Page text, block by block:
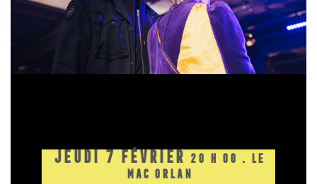
JEUDI 7 FÉVRIER
20 H 00 . LE
MAC ORLAN